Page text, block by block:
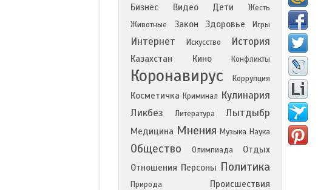
Бизнес Видео Дети
Жесть
Животные
Закон Здоровье Игры
Интернет Искусство История
Казахстан Кино Конфликты
Коронавирус Коррупция
Косметичка Криминал Кулинария
Ликбез
Литература Лытдыбр
Медицина Мнения Музыка Наука
Общество Олимпиада
Отдых
Отношения Персоны Политика
Природа
Происшествия